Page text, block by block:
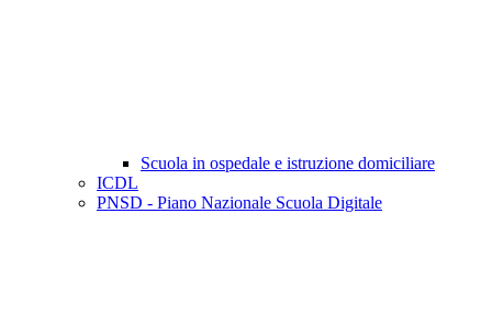
Scuola in ospedale e istruzione domiciliare
ICDL
PNSD - Piano Nazionale Scuola Digitale